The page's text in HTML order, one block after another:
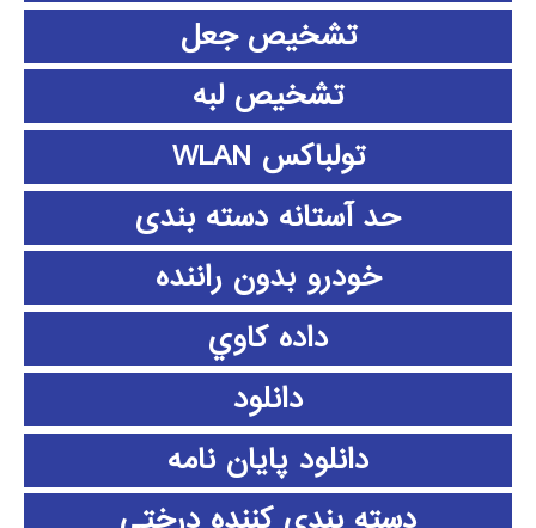
تشخیص جعل
تشخیص لبه
تولباکس WLAN
حد آستانه دسته بندی
خودرو بدون راننده
داده كاوي
دانلود
دانلود پايان نامه